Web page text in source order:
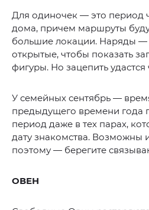
Для одиночек — это период
дома, причем маршруты
большие локации. Наряды
открытые, чтобы показать
фигуры. Но зацепить
У семейных сентябрь —
предыдущего времени года
период даже в тех парах,
дату знакомства. Возможны
поэтому — берегите
ОВЕН